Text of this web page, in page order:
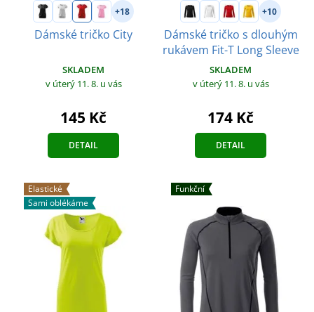
+18
Dámské tričko City
SKLADEM
v úterý 11. 8. u vás
145 Kč
DETAIL
+10
Dámské tričko s dlouhým
rukávem Fit-T Long Sleeve
SKLADEM
v úterý 11. 8. u vás
174 Kč
DETAIL
Elastické
Sami oblékáme
Funkční